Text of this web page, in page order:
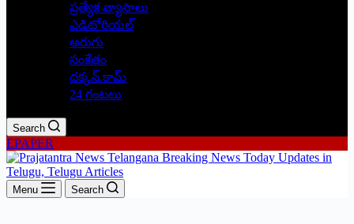
ప్రత్యేక వ్యాసాలు
ఎడిటోరియల్
అరుగు
సంకేతం
దక్కన్.కామ్
24 గంటలు
Search
EPAPER
Menu Search